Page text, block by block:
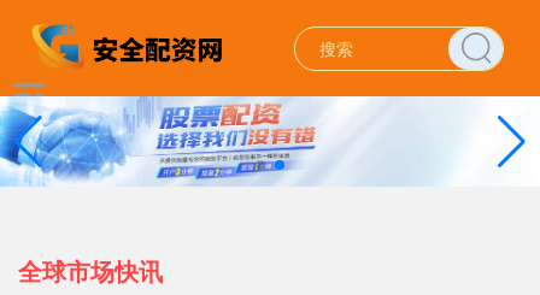
全球市场快讯